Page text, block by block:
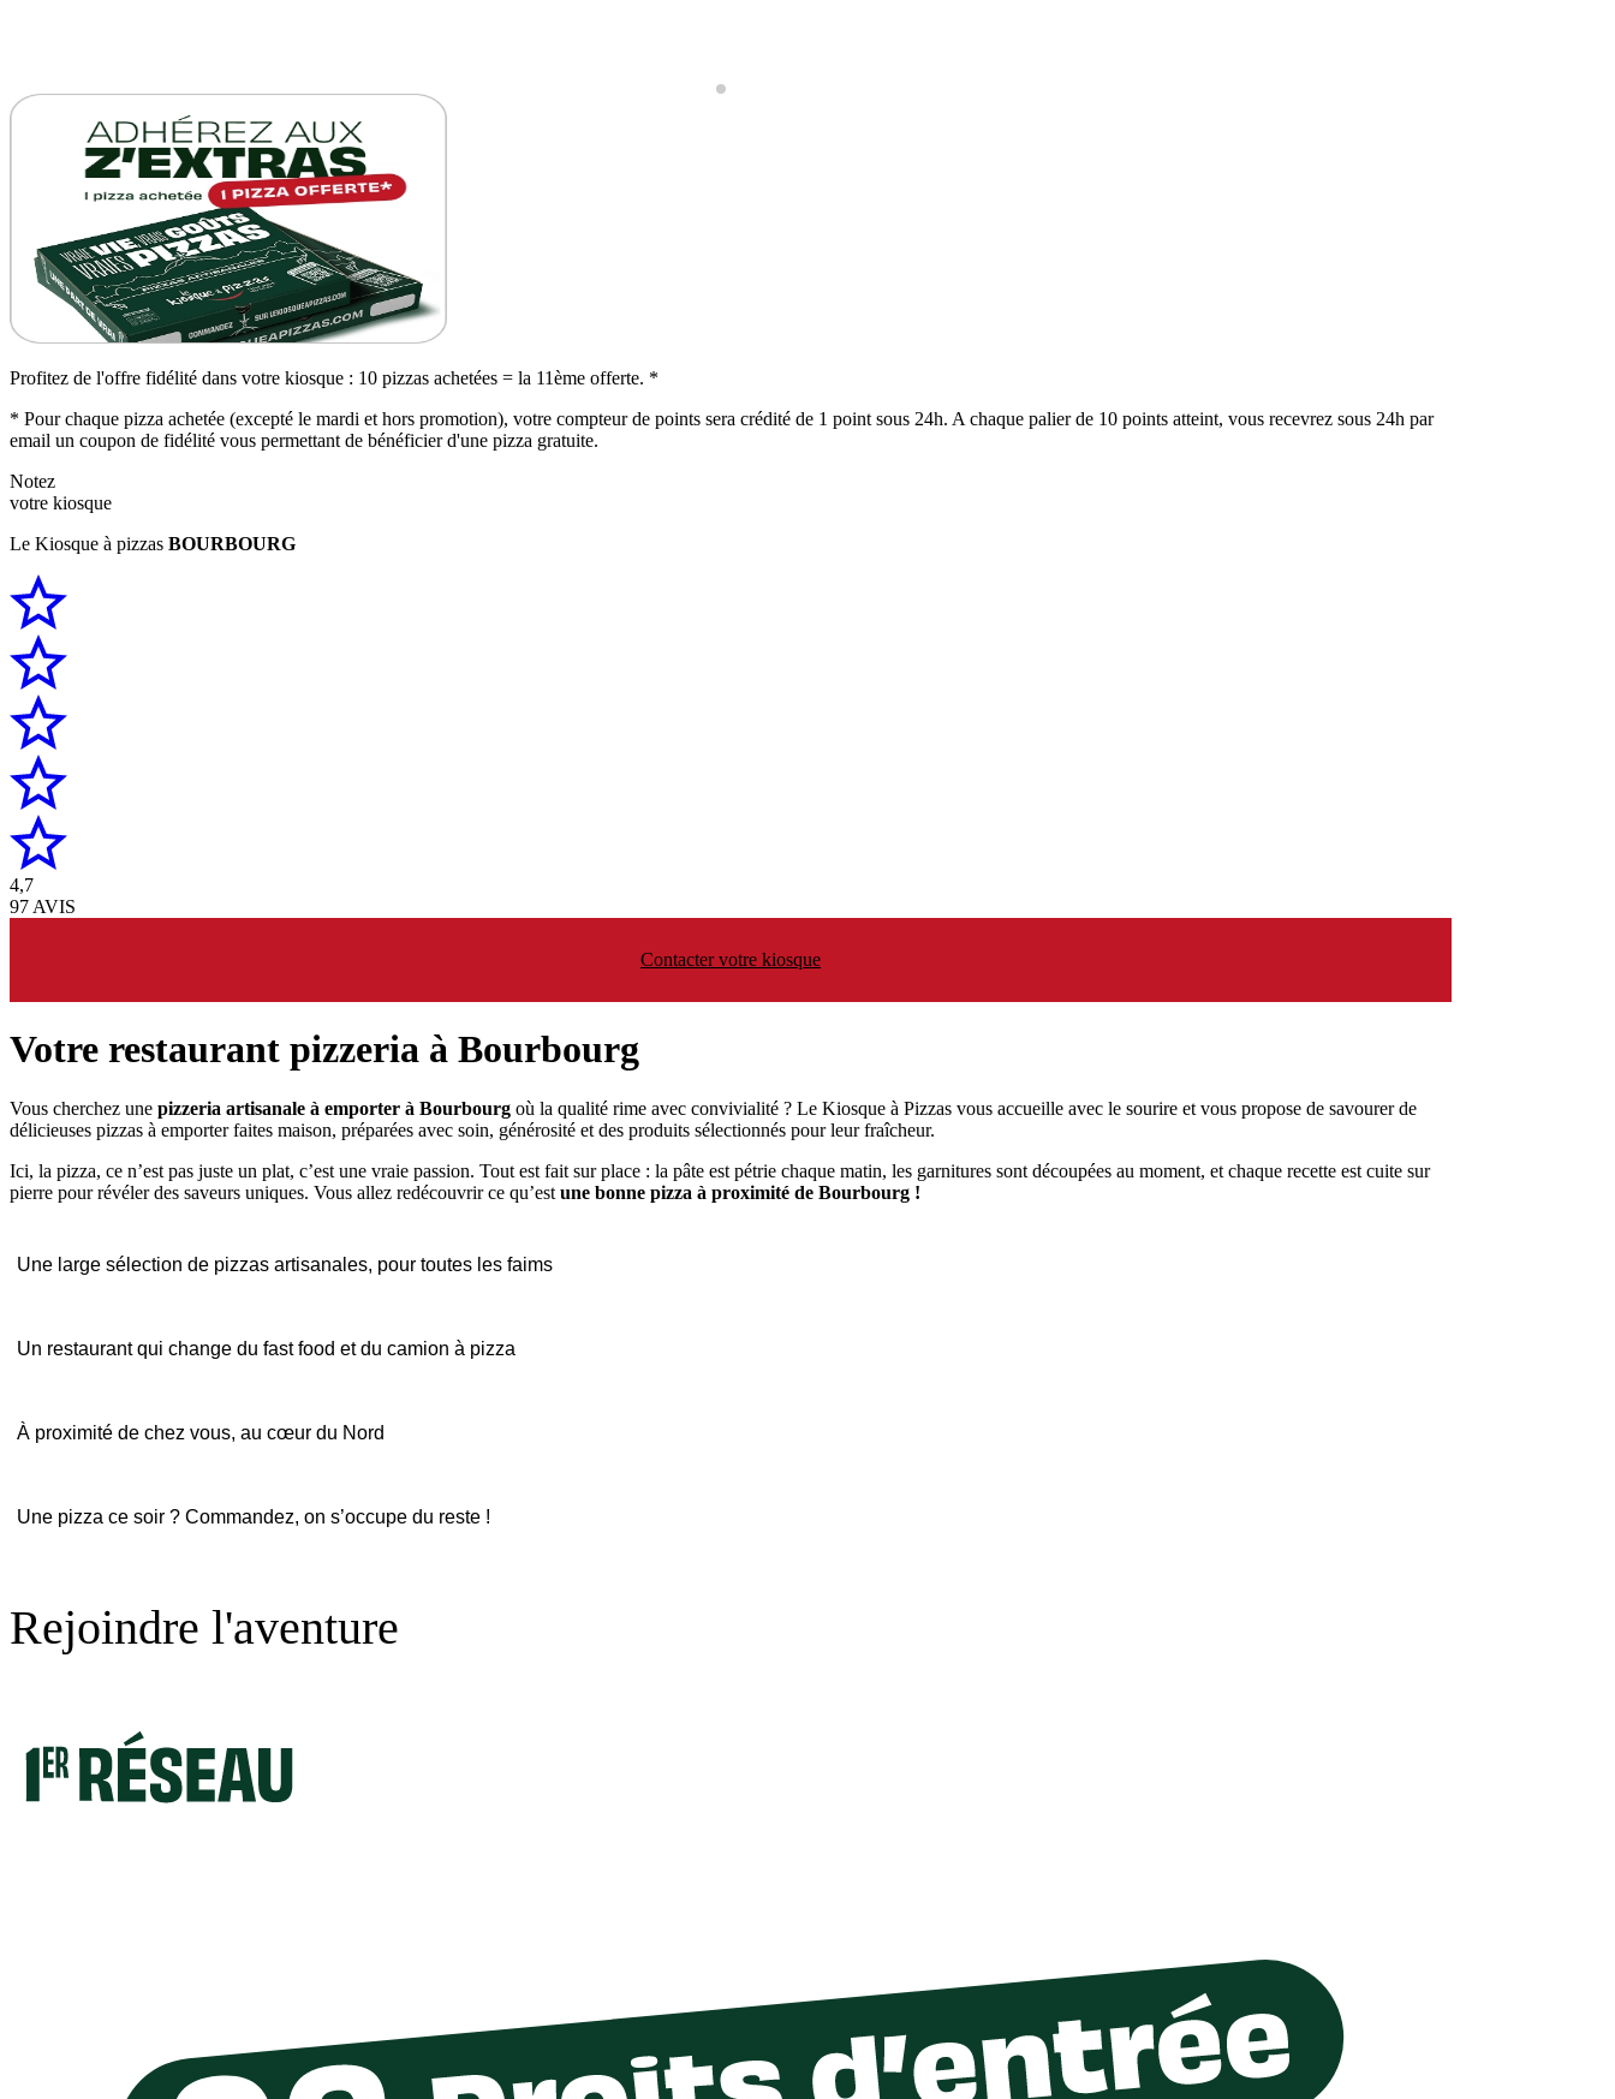
Profitez de l'offre fidélité dans votre kiosque : 10 pizzas achetées = la 11ème offerte. *
* Pour chaque pizza achetée (excepté le mardi et hors promotion), votre compteur de points sera crédité de 1 point sous 24h. A chaque palier de 10 points atteint, vous recevrez sous 24h par
email un coupon de fidélité vous permettant de bénéficier d'une pizza gratuite.
Notez
votre kiosque
Le Kiosque à pizzas BOURBOURG
4,7
97 AVIS
Contacter votre kiosque
Votre restaurant pizzeria à Bourbourg
Vous cherchez une pizzeria artisanale à emporter à Bourbourg où la qualité rime avec convivialité ? Le Kiosque à Pizzas vous accueille avec le sourire et vous propose de savourer de
délicieuses pizzas à emporter faites maison, préparées avec soin, générosité et des produits sélectionnés pour leur fraîcheur.
Ici, la pizza, ce n’est pas juste un plat, c’est une vraie passion. Tout est fait sur place : la pâte est pétrie chaque matin, les garnitures sont découpées au moment, et chaque recette est cuite sur
pierre pour révéler des saveurs uniques. Vous allez redécouvrir ce qu’est une bonne pizza à proximité de Bourbourg !
Une large sélection de pizzas artisanales, pour toutes les faims
Un restaurant qui change du fast food et du camion à pizza
À proximité de chez vous, au cœur du Nord
Une pizza ce soir ? Commandez, on s’occupe du reste !
Rejoindre l'aventure